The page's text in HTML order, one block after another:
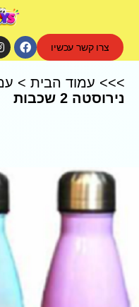
צרו קשר עכשיו
>>> עמוד הבית >
נירוסטה 2 שכבות